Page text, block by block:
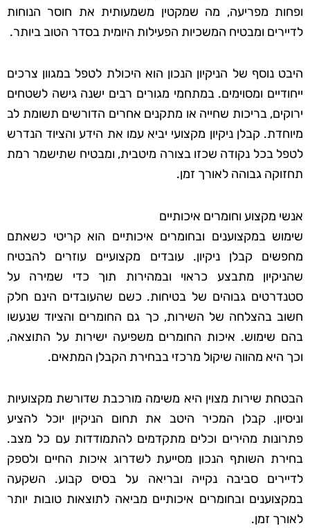
ופחות מפריעה, מה שמקטין משמעותית את חוסר הנוחות
לדיירים ומבטיח המשכיות הפעילות היומית בסדר הטוב ביותר.
היבט נוסף של הניקיון הנכון הוא היכולת לטפל במגוון צרכים
ייחודיים ומסוימים. במתחמי מגורים רבים ישנה גישה לשטחים
ירוקים, בריכות שחייה או מתקנים אחרים הדורשים תשומת לב
מיוחדת. קבלן ניקיון מקצועי יביא עמו את הידע והציוד הנדרש
לטפל בכל נקודה שכזו בצורה מיטבית, ומבטיח שתישמר רמת
תחזוקה גבוהה לאורך זמן.
אנשי מקצוע וחומרים איכותיים
שימוש במקצוענים ובחומרים איכותיים הוא קריטי כשאתם
מחפשים קבלן ניקיון. עובדים מקצועיים עוזרים להבטיח
שהניקיון מתבצע כראוי ובמהירות תוך כדי שמירה על
סטנדרטים גבוהים של בטיחות. כשם שהעובדים הינם חלק
חשוב בהצלחה של השירות, כך גם החומרים והציוד שנעשו
בהם שימוש. איכות החומרים משפיעה ישירות על התוצאה,
וכך היא מהווה שיקול מרכזי בבחירת הקבלן המתאים.
הבטחת שירות מצוין היא משימה מורכבת שדורשת מקצועיות
וניסיון. קבלן המכיר היטב את תחום הניקיון יוכל להציע
פתרונות מהירים וכלים מתקדמים להתמודדות עם כל מצב.
בחירת השותף הנכון מסייעת לשדרוג איכות החיים ולספק
לדיירים סביבה נקייה ובריאה על בסיס קבוע. השקעה
במקצוענים ובחומרים איכותיים מביאה לתוצאות טובות יותר
לאורך זמן.